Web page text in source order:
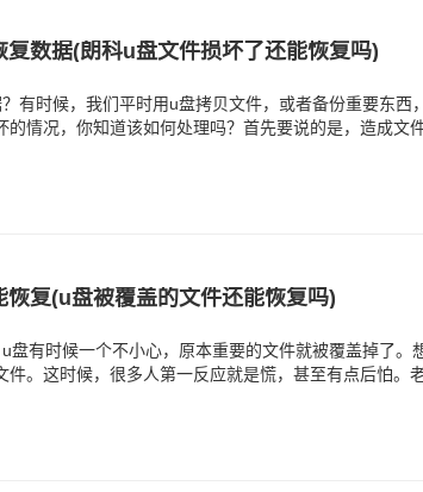
数据(朗科u盘文件损坏了还能恢复吗)
有时候，我们平时用u盘拷贝文件，或者备份重要东西
情况，你知道该如何处理吗？首先要说的是，造成文件
复(u盘被覆盖的文件还能恢复吗)
盘有时候一个不小心，原本重要的文件就被覆盖掉了。
件。这时候，很多人第一反应就是慌，甚至有点后怕。